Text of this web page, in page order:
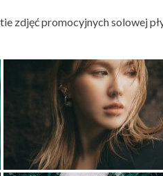
zdjęć promocyjnych solowej